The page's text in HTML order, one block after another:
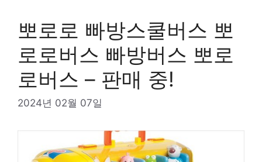
뽀로로 빠방스쿨버스 뽀
로로버스 빠방버스 뽀로
로버스 – 판매 중!
2024년 02월 07일